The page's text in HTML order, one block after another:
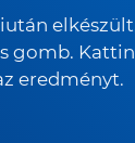
gomb.
eredményt.